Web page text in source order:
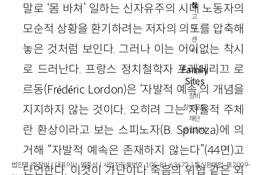
말로 ‘몸 바쳐’ 일하는 신자유주의 시대 노동자의
모순적 상황을 환기하려는 저자의 의도를 압축해
놓은 것처럼 보인다. 그러나 이는 어이없는 착시
로 드러난다. 프랑스 정치철학자 프레데리끄 로
르동(Frédéric Lordon)은 ‘자발적 예속’의 개념을
지지하지 않는 것이다. 오히려 그는 자율적 주체
란 환상이라고 보는 스피노자(B. Spinoza)에 의
거해 “자발적 예속은 존재하지 않는다”(44면)고
단언한다. 이것이 가난이나 죽음의 위협 같은 외
침
고
객
센
터
Family
Sites
창비
창비문화
재단
클럽창비
법인명 : ㈜창비ㅣ대표이사 : 염종선ㅣ사업자등록번호 : 105-81-63672ㅣ통신판매업 : 제 2009-